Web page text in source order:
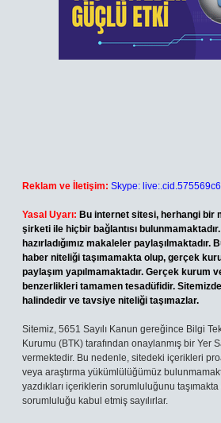
Reklam ve İletişim: Skype:
Yasal Uyarı: Bu internet sitesi, herhangi bir
şirketi ile hiçbir bağlantısı
hazırladığımız makaleler
haber niteliği taşımamakta olup, gerçek
paylaşım yapılmamaktadır. Gerçek kurum
benzerlikleri tamamen tesadüfidir.
halindedir ve tavsiye niteliği taşımazlar.
Sitemiz, 5651 Sayılı Kanun gereğince Bilgi
Kurumu (BTK) tarafından onaylanmış bir Yer
vermektedir. Bu nedenle, sitedeki içerikleri
veya araştırma yükümlülüğümüz
yazdıkları içeriklerin sorumluluğunu
sorumluluğu kabul etmiş sayılırlar.